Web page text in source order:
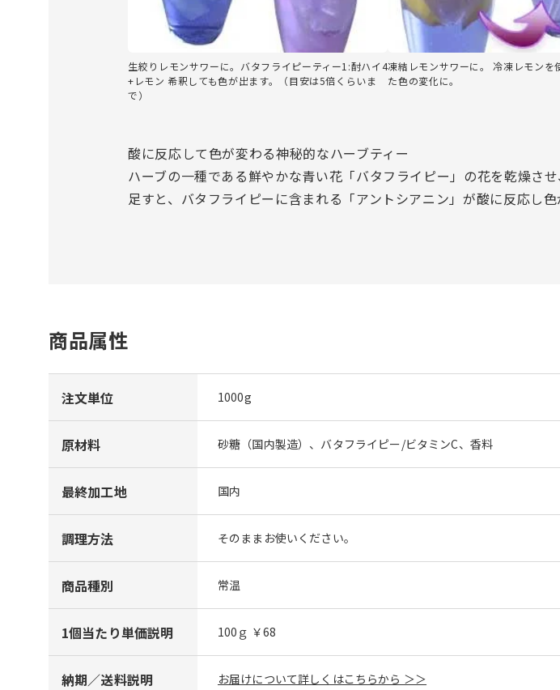
生絞りレモンサワーに。バタフライピーティー1:酎ハイ4
+レモン 希釈しても色が出ます。（目安は5倍くらいま
で）
凍結レモンサワーに。 冷凍レモンを
た色の変化に。
酸に反応して色が変わる神秘的なハーブティー
ハーブの一種である鮮やかな青い花「バタフライピー」の花を乾燥さ
足すと、バタフライピーに含まれる「アントシアニン」が酸に反応し
商品属性
注文単位 1000g
原材料 砂糖（国内製造）、バタフライピー/ビタミンC、香料
最終加工地 国内
調理方法 そのままお使いください。
商品種別 常温
1個当たり単価説明 100ｇ ￥68
納期／送料説明 お届けについて詳しくはこちらから ＞＞